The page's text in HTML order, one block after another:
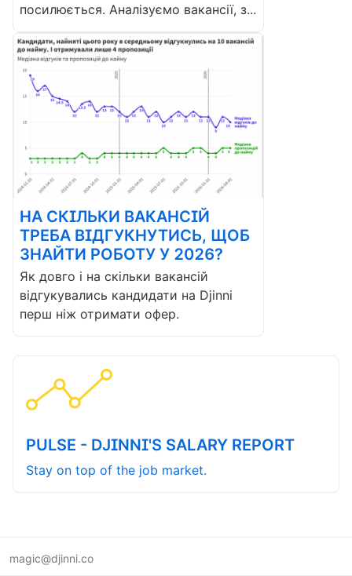
посилюється. Аналізуємо вакансії, з...
НА СКІЛЬКИ ВАКАНСІЙ
ТРЕБА ВІДГУКНУТИСЬ, ЩОБ
ЗНАЙТИ РОБОТУ У 2026?
Як довго і на скільки вакансій
відгукувались кандидати на Djinni
перш ніж отримати офер.
PULSE - DJINNI'S SALARY REPORT
Stay on top of the job market.
magic@djinni.co